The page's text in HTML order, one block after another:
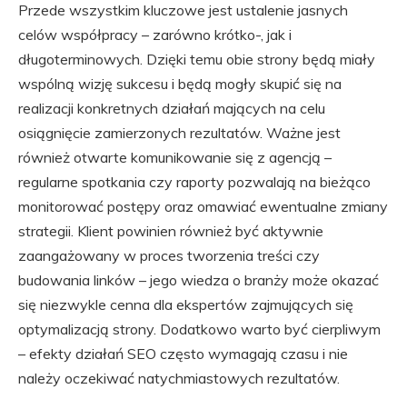
Przede wszystkim kluczowe jest ustalenie jasnych
celów współpracy – zarówno krótko-, jak i
długoterminowych. Dzięki temu obie strony będą miały
wspólną wizję sukcesu i będą mogły skupić się na
realizacji konkretnych działań mających na celu
osiągnięcie zamierzonych rezultatów. Ważne jest
również otwarte komunikowanie się z agencją –
regularne spotkania czy raporty pozwalają na bieżąco
monitorować postępy oraz omawiać ewentualne zmiany
strategii. Klient powinien również być aktywnie
zaangażowany w proces tworzenia treści czy
budowania linków – jego wiedza o branży może okazać
się niezwykle cenna dla ekspertów zajmujących się
optymalizacją strony. Dodatkowo warto być cierpliwym
– efekty działań SEO często wymagają czasu i nie
należy oczekiwać natychmiastowych rezultatów.